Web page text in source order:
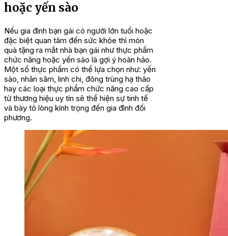
hoặc yến sào
Nếu gia đình bạn gái có người lớn tuổi hoặc
đặc biệt quan tâm đến sức khỏe thì món
quà tặng ra mắt nhà bạn gái như thực phẩm
chức năng hoặc yến sào là gợi ý hoàn hảo.
Một số thực phẩm có thể lựa chọn như: yến
sào, nhân sâm, linh chi, đông trùng hạ thảo
hay các loại thực phẩm chức năng cao cấp
từ thương hiệu uy tín sẽ thể hiện sự tinh tế
và bày tỏ lòng kính trọng đến gia đình đối
phương.